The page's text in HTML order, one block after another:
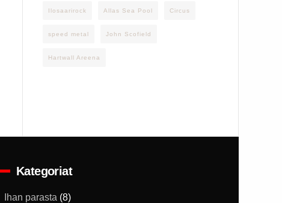
Ilosaarirock Allas Sea Pool Circus
speed metal John Scofield
Hartwall Areena
Kategoriat
Ihan parasta (8)